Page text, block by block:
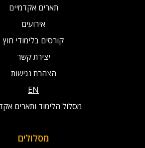
תארים אקדמיים
אירועים
קורסים בלימודי חוץ
יצירת קשר
הצהרת נגישות
EN
מסלול הלימוד ותארים
מסלולים